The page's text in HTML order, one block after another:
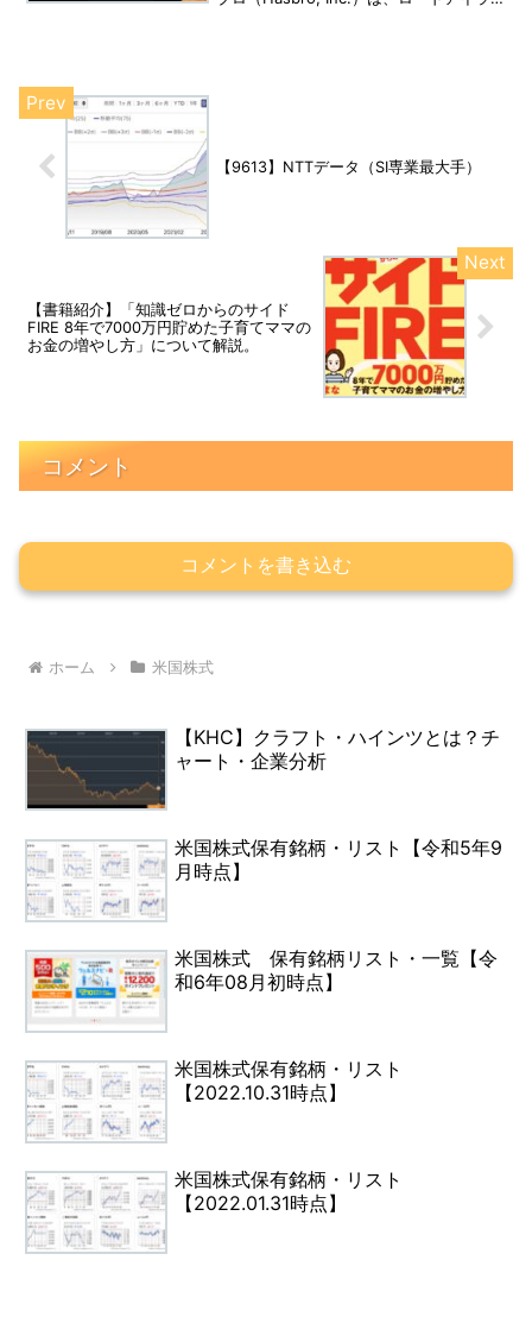
【9613】NTTデータ（SI専業最大手）
【書籍紹介】「知識ゼロからのサイド
FIRE 8年で7000万円貯めた子育てママの
お金の増やし方」について解説。
コメント
コメントを書き込む
ホーム 米国株式
【KHC】クラフト・ハインツとは？チ
ャート・企業分析
米国株式保有銘柄・リスト【令和5年9
月時点】
米国株式 保有銘柄リスト・一覧【令
和6年08月初時点】
米国株式保有銘柄・リスト
【2022.10.31時点】
米国株式保有銘柄・リスト
【2022.01.31時点】